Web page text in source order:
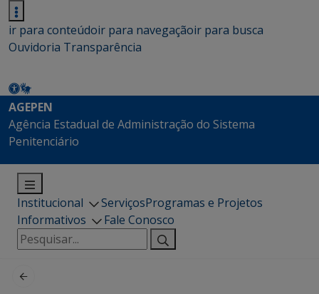
ir para conteúdoir para navegaçãoir para busca
Ouvidoria Transparência
AGEPEN
Agência Estadual de Administração do Sistema
Penitenciário
Institucional ServiçosProgramas e Projetos
Informativos
Fale Conosco
Pesquisar
por: